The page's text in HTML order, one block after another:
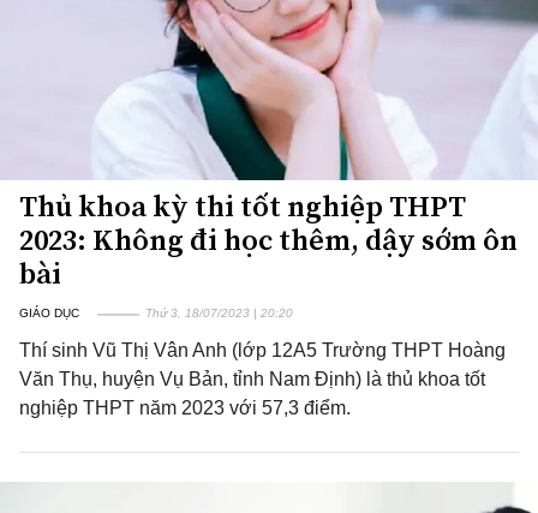
Thủ khoa kỳ thi tốt nghiệp THPT
2023: Không đi học thêm, dậy sớm ôn
bài
GIÁO DỤC Thứ 3, 18/07/2023 | 20:20
Thí sinh Vũ Thị Vân Anh (lớp 12A5 Trường THPT Hoàng
Văn Thụ, huyện Vụ Bản, tỉnh Nam Định) là thủ khoa tốt
nghiệp THPT năm 2023 với 57,3 điểm.